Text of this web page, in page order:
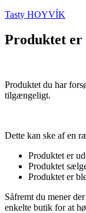
Tasty HOYVÍK
Produktet
Produktet du har
tilgængeligt.
Dette kan ske af en
Produktet er
Produktet
Produktet er
Såfremt du mener
enkelte butik for at